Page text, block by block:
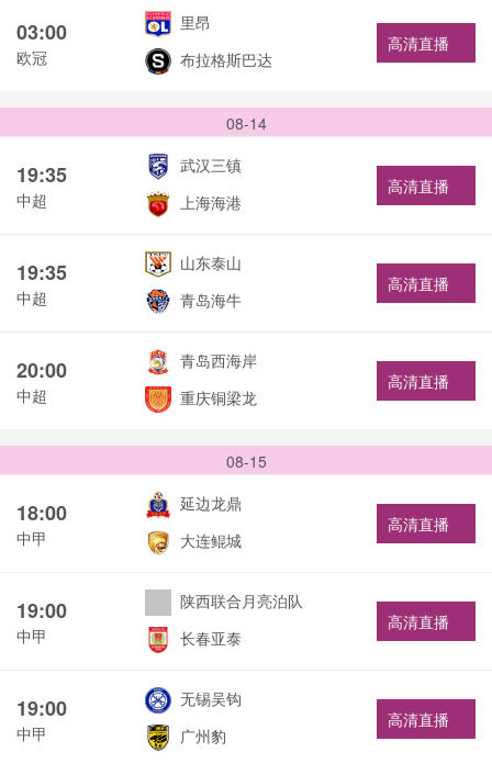
03:00
欧冠
里昂
布拉格斯巴达
高清直播
08-14
19:35
中超
武汉三镇
上海海港
高清直播
19:35
中超
山东泰山
青岛海牛
高清直播
20:00
中超
青岛西海岸
重庆铜梁龙
高清直播
08-15
18:00
中甲
延边龙鼎
大连鲲城
高清直播
19:00
中甲
陕西联合月亮泊队
长春亚泰
高清直播
19:00
中甲
无锡吴钩
广州豹
高清直播